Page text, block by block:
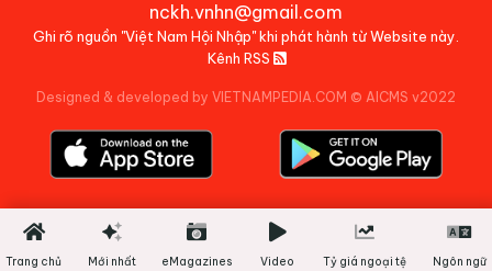
nckh.vnhn@gmail.com
Ghi rõ nguồn "Việt Nam Hội Nhập" khi phát hành từ Website này.
Kênh RSS
Designed & developed by VIETNAMPEDIA.COM © AICMS v2022
Trang chủ Mới nhất eMagazines Video Tỷ giá ngoại tệ Ngôn ngữ